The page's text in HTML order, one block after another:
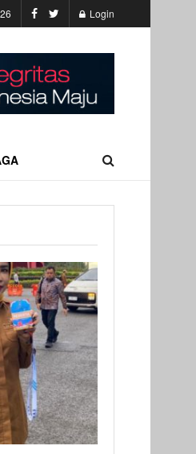
Login